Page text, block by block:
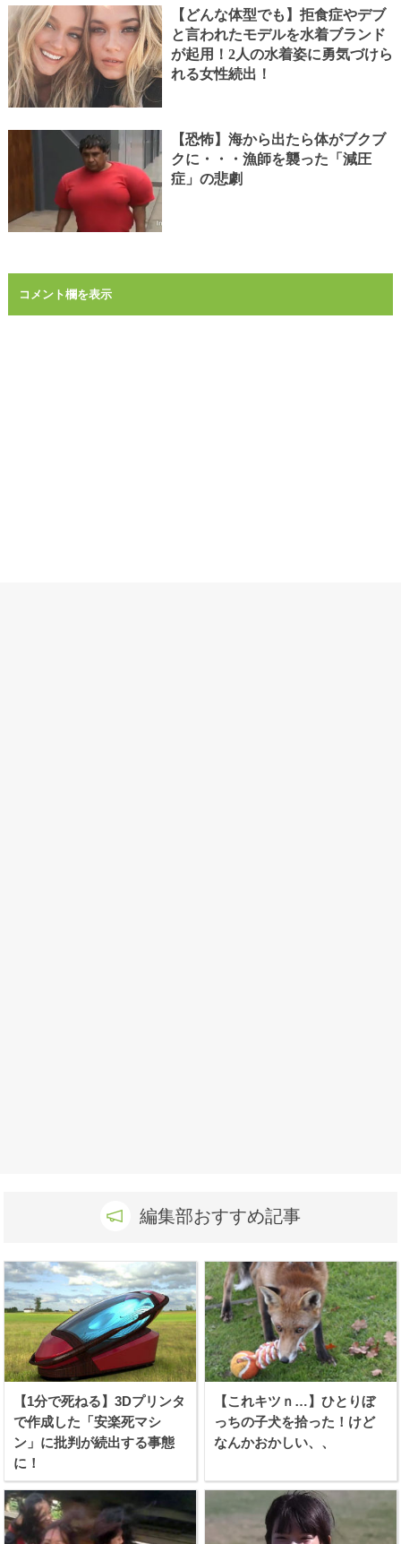
【どんな体型でも】拒食症やデブ
と言われたモデルを水着ブランド
が起用！2人の水着姿に勇気づけら
れる女性続出！
【恐怖】海から出たら体がブクブ
クに・・・漁師を襲った「減圧
症」の悲劇
コメント欄を表示
編集部おすすめ記事
【1分で死ねる】3Dプリンタ
で作成した「安楽死マシ
ン」に批判が続出する事態
に！
【これキツｎ…】ひとりぼ
っちの子犬を拾った！けど
なんかおかしい、、